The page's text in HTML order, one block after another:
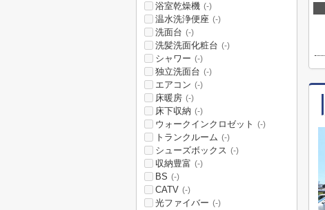
浴室乾燥機 (-)
温水洗浄便座 (-)
洗面台 (-)
洗髪洗面化粧台 (-)
シャワー (-)
独立洗面台 (-)
エアコン (-)
床暖房 (-)
床下収納 (-)
ウォークインクロゼット (-)
トランクルーム (-)
シューズボックス (-)
収納豊富 (-)
BS (-)
CATV (-)
光ファイバー (-)